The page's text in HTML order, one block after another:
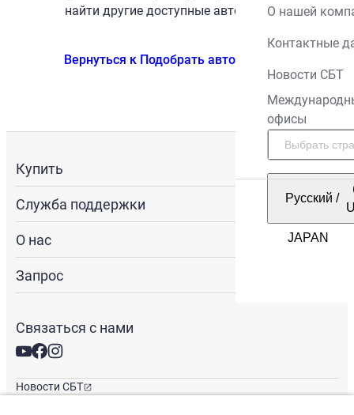
О нашей
Контактные
Новости СБТ
офисы
Русский /
найти другие доступные автомобили.
Вернуться к Подобрать автомобиль
Купить
Служба поддержки
О нас
Запрос
Связаться с нами
Новости СБТ